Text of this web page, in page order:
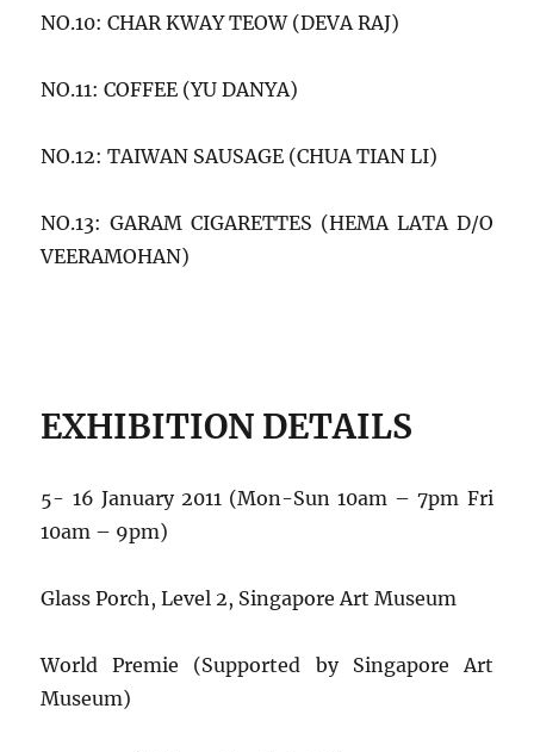
NO.10: CHAR KWAY TEOW (DEVA RAJ)
NO.11: COFFEE (YU DANYA)
NO.12: TAIWAN SAUSAGE (CHUA TIAN LI)
NO.13: GARAM CIGARETTES (HEMA LATA D/O
VEERAMOHAN)
EXHIBITION DETAILS
5- 16 January 2011 (Mon-Sun 10am – 7pm Fri
10am – 9pm)
Glass Porch, Level 2, Singapore Art Museum
World Premie (Supported by Singapore Art
Museum)